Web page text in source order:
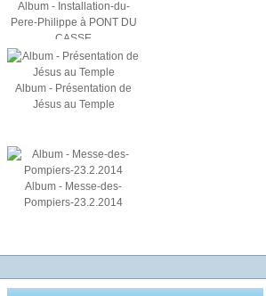
Album - Installation-du-
Pere-Philippe à PONT DU
CASSE
Album - Présentation de
Jésus au Temple
Album - Messe-des-
Pompiers-23.2.2014